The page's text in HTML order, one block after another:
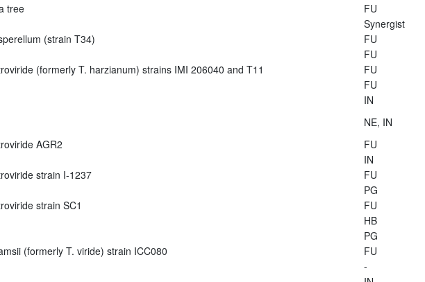
tree FU
Synergist
(strain T34)
FU
FU
(formerly T. harzianum) strains IMI 206040 and T11
FU
FU
IN
NE, IN
AGR2
FU
IN
strain I-1237
FU
PG
strain SC1
FU
HB
PG
(formerly T. viride) strain ICC080
FU
-